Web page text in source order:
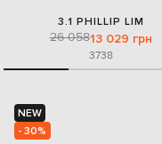
3.1 PHILLIP LIM
26 05813 029 грн
3738
NEW
- 30%